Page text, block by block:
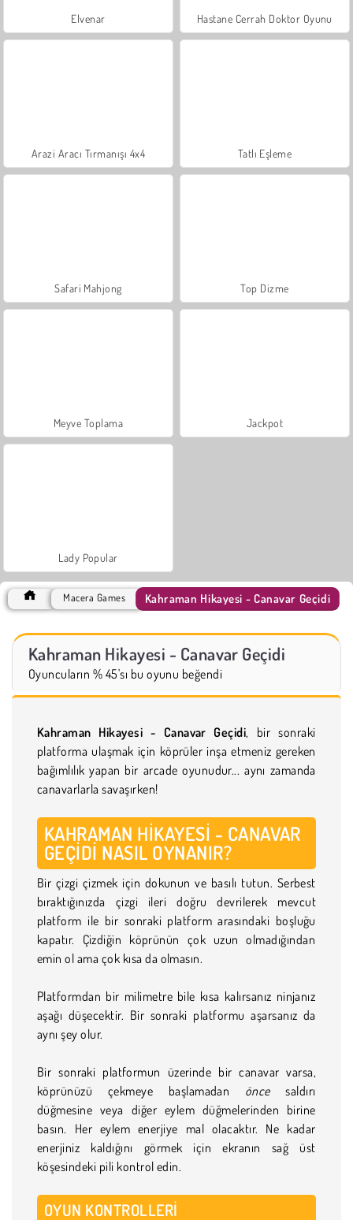
Elvenar Hastane Cerrah Doktor Oyunu
Arazi Aracı Tırmanışı 4x4 Tatlı Eşleme
Safari Mahjong Top Dizme
Meyve Toplama Jackpot
Lady Popular
Macera Games Kahraman Hikayesi - Canavar Geçidi
Kahraman Hikayesi - Canavar Geçidi
Oyuncuların % 45'sı bu oyunu beğendi
Kahraman Hikayesi - Canavar Geçidi, bir sonraki
platforma ulaşmak için köprüler inşa etmeniz gereken
bağımlılık yapan bir arcade oyunudur... aynı zamanda
canavarlarla savaşırken!
KAHRAMAN HIKAYESI - CANAVAR
GEÇIDI NASIL OYNANIR?
Bir çizgi çizmek için dokunun ve basılı tutun. Serbest
bıraktığınızda çizgi ileri doğru devrilerek mevcut
platform ile bir sonraki platform arasındaki boşluğu
kapatır. Çizdiğin köprünün çok uzun olmadığından
emin ol ama çok kısa da olmasın.
Platformdan bir milimetre bile kısa kalırsanız ninjanız
aşağı düşecektir. Bir sonraki platformu aşarsanız da
aynı şey olur.
Bir sonraki platformun üzerinde bir canavar varsa,
köprünüzü çekmeye başlamadan öncesaldırı
düğmesine veya diğer eylem düğmelerinden birine
basın. Her eylem enerjiye mal olacaktır. Ne kadar
enerjiniz kaldığını görmek için ekranın sağ üst
köşesindeki pili kontrol edin.
OYUN KONTROLLERI